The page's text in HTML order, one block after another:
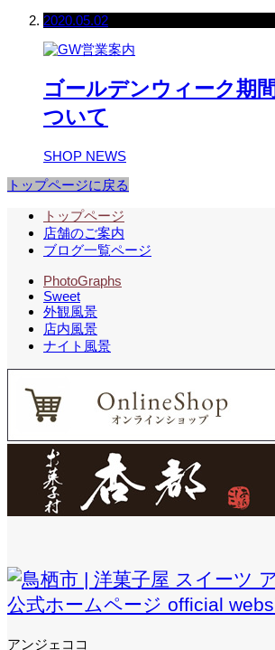
2020.05.02
ゴールデンウィーク期
ついて
SHOP NEWS
トップページに戻る
トップページ
店舗のご案内
ブログ一覧ページ
PhotoGraphs
Sweet
外観風景
店内風景
ナイト風景
アンジェココ